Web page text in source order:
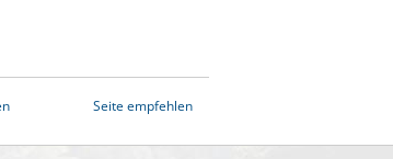
Seite empfehlen